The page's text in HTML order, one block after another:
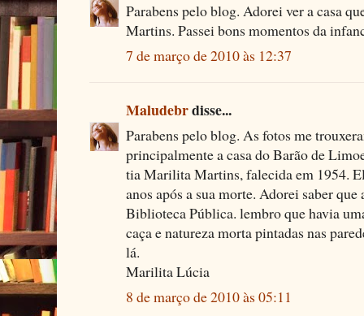
Parabens pelo blog. Adorei ver a casa
Martins. Passei bons momentos da
7 de março de 2010 às 12:37
Maludebrdisse...
Parabens pelo blog. As fotos me
principalmente a casa do Barão de
tia Marilita Martins, falecida em 1954.
anos após a sua morte. Adorei saber
Biblioteca Pública. lembro que havia
caça e natureza morta pintadas nas
lá.
Marilita Lúcia
8 de março de 2010 às 05:11